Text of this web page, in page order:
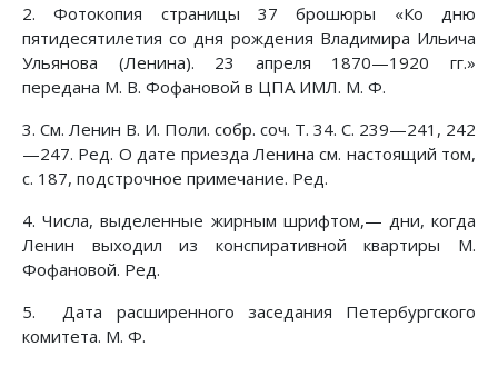
2. Фотокопия страницы 37 брошюры «Ко дню
пятидесятилетия со дня рождения Владимира Ильича
Ульянова (Ленина). 23 апреля 1870—1920 гг.»
передана М. В. Фофановой в ЦПА ИМЛ. М. Ф.
3. См. Ленин В. И. Поли. собр. соч. Т. 34. С. 239—241, 242
—247. Ред. О дате приезда Ленина см. настоящий том,
с. 187, подстрочное примечание. Ред.
4. Числа, выделенные жирным шрифтом,— дни, когда
Ленин выходил из конспиративной квартиры M.
Фофановой. Ред.
5. Дата расширенного заседания Петербургского
комитета. М. Ф.